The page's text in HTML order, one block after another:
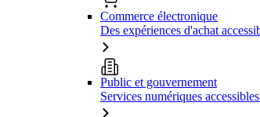
Commerce électronique
Des expériences d'achat
Public et gouvernement
Services numériques